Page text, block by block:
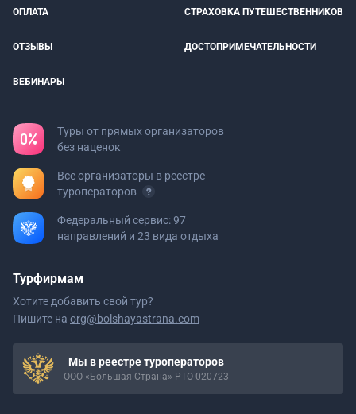
ОПЛАТА СТРАХОВКА ПУТЕШЕСТВЕННИКОВ
ОТЗЫВЫ ДОСТОПРИМЕЧАТЕЛЬНОСТИ
ВЕБИНАРЫ
Туры от прямых организаторов
без наценок
Все организаторы в реестре
туроператоров
Федеральный сервис: 97
направлений и 23 вида отдыха
Турфирмам
Хотите добавить свой тур?
Пишите на org@bolshayastrana.com
Мы в реестре туроператоров
ООО «Большая Страна» РТО 020723